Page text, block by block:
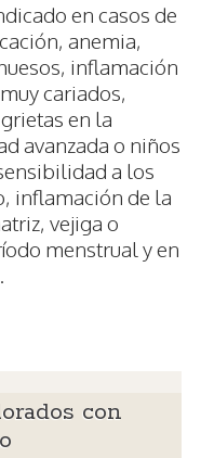
en casos de
anemia,
inflamación
cariados,
en la
avanzada o niños
a los
inflamación de la
vejiga o
menstrual y en
con